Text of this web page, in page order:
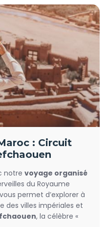
: Circuit
notre voyage organisé
du Royaume
permet d’explorer à
des villes impériales et
, la célèbre «